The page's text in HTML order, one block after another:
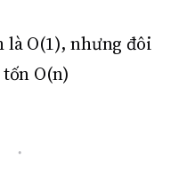
O(1), nhưng đôi
O(n)